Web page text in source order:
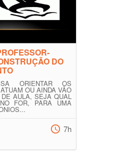
DO
ORIENTAR OS
OU AINDA VÃO
AULA, SEJA QUAL
FOR, PARA UMA
7h